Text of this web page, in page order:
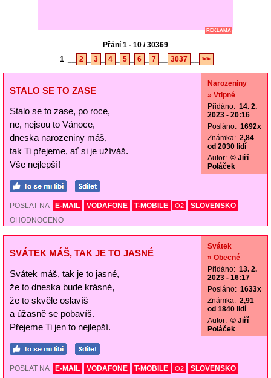
REKLAMA
Přání 1 - 10 / 30369
1
2 3 4 5 6 7 3037 >>
STALO SE TO ZASE
Stalo se to zase, po roce,
ne, nejsou to Vánoce,
dneska narozeniny máš,
tak Ti přejeme, ať si je užíváš.
Vše nejlepší!
Narozeniny
» Vtipné
Přidáno: 14. 2.
2023 - 20:16
Posláno: 1692x
Známka: 2,84
od 2030 lidí
Autor: © Jiří
Poláček
POSLAT NA E-MAIL VODAFONE T-MOBILE O2
SLOVENSKO
OHODNOCENO
SVÁTEK MÁŠ, TAK JE TO JASNÉ
Svátek máš, tak je to jasné,
že to dneska bude krásné,
že to skvěle oslavíš
a úžasně se pobavíš.
Přejeme Ti jen to nejlepší.
Svátek
» Obecné
Přidáno: 13. 2.
2023 - 16:17
Posláno: 1633x
Známka: 2,91
od 1840 lidí
Autor: © Jiří
Poláček
POSLAT NA E-MAIL VODAFONE T-MOBILE O2
SLOVENSKO